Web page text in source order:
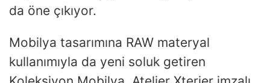
da öne çıkıyor.
Mobilya tasarımına RAW materyal
kullanımıyla da yeni soluk getiren